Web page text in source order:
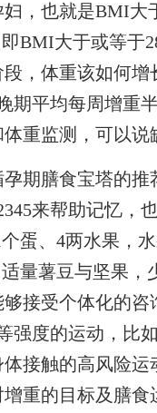
，也就是BMI大
BMI大于或等于
，体重该如何
期平均每周增重
重监测，可以说
膳食宝塔的推
来帮助记忆，
蛋、4两水果，
量薯豆与坚果
接受个体化的
强度的运动，比
接触的高风险
重的目标及膳